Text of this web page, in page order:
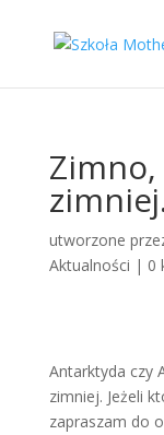
utworzone
Aktualności | 0
Antarktyda czy
zimniej. Jeżeli
zapraszam do